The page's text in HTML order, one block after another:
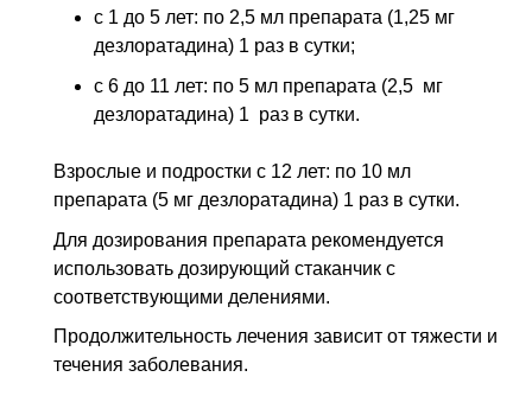
с 1 до 5 лет: по 2,5 мл препарата (1,25 мг
дезлоратадина) 1 раз в сутки;
с 6 до 11 лет: по 5 мл препарата (2,5 мг
дезлоратадина) 1 раз в сутки.
Взрослые и подростки с 12 лет: по 10 мл
препарата (5 мг дезлоратадина) 1 раз в сутки.
Для дозирования препарата рекомендуется
использовать дозирующий стаканчик с
соответствующими делениями.
Продолжительность лечения зависит от тяжести и
течения заболевания.